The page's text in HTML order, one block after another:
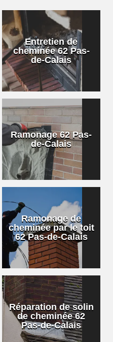
Entretien de
cheminée 62 Pas-
de-Calais
Ramonage 62 Pas-
de-Calais
Ramonage de
cheminée par le toit
62 Pas-de-Calais
Réparation de solin
de cheminée 62
Pas-de-Calais